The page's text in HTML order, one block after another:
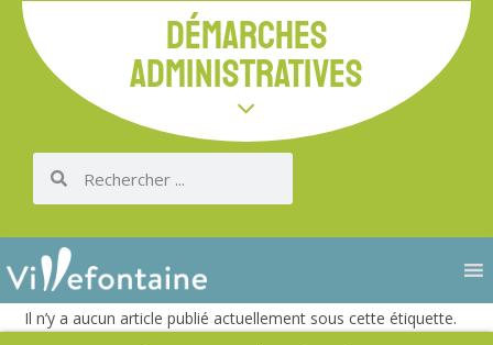
DÉMARCHES
ADMINISTRATIVES
Il n’y a aucun article publié actuellement sous cette étiquette.